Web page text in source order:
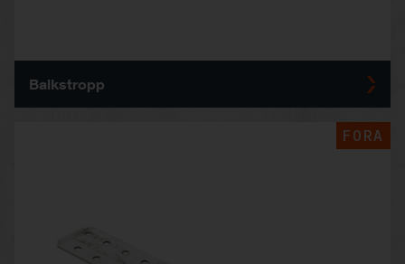
Balkstropp
FORA